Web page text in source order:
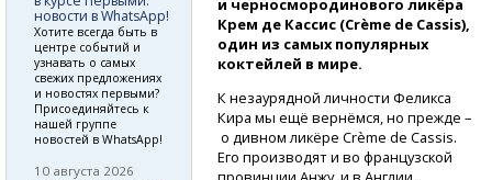
и черносмородинового ликёра
Крем де Кассис (Crème de Cassis),
один из самых популярных
коктейлей в мире.
К незаурядной личности Феликса
Кира мы ещё вернёмся, но прежде –
о дивном ликёре Crème de Cassis.
Его производят и во французской
новости в WhatsApp!
Хотите всегда быть в
центре событий и
узнавать о самых
свежих предложениях
и новостях первыми?
Присоединяйтесь к
нашей группе
новостей в WhatsApp!
10 августа 2026